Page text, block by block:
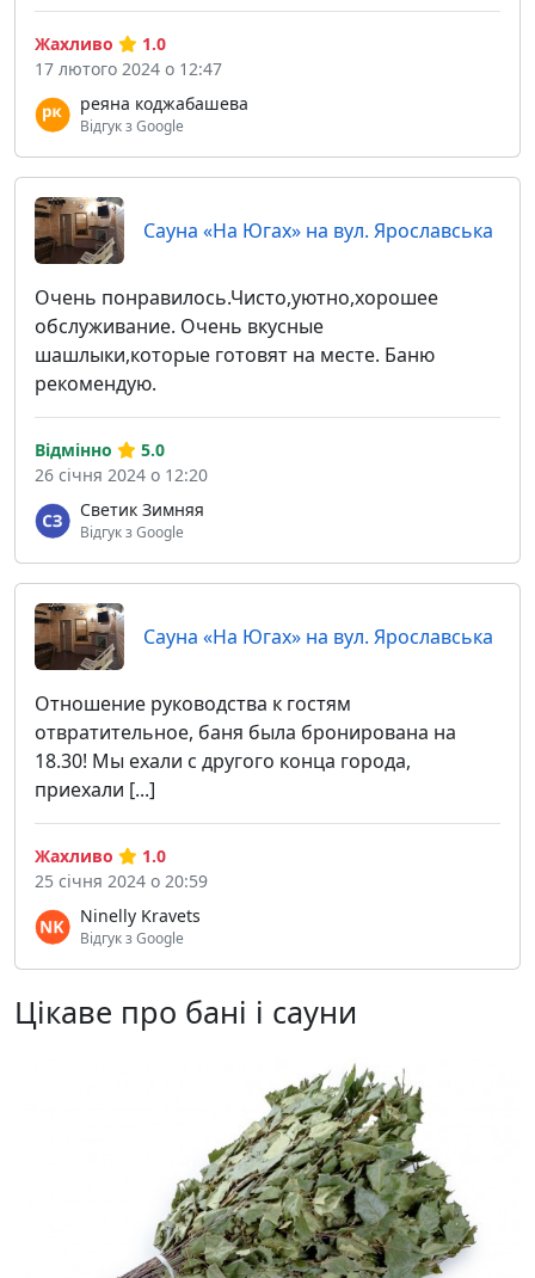
реяна коджабашева
Відгук з Google
Жахливо
1.0
17 лютого 2024 о 12:47
Сауна «На Югах» на вул. Ярославська
Очень понравилось.Чисто,уютно,хорошее
обслуживание. Очень вкусные
шашлыки,которые готовят на месте. Баню
рекомендую.
Светик Зимняя
Відгук з Google
Відмінно
5.0
26 січня 2024 о 12:20
Сауна «На Югах» на вул. Ярославська
Отношение руководства к гостям
отвратительное, баня была бронирована на
18.30! Мы ехали с другого конца города,
приехали [...]
Ninelly Kravets
Відгук з Google
Жахливо
1.0
25 січня 2024 о 20:59
Цікаве про бані і сауни